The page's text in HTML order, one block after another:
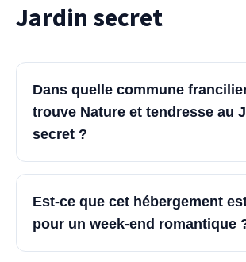
Jardin secret
Dans quelle commune
trouve Nature et tendresse au
secret ?
Est-ce que cet hébergement
pour un week-end romantique